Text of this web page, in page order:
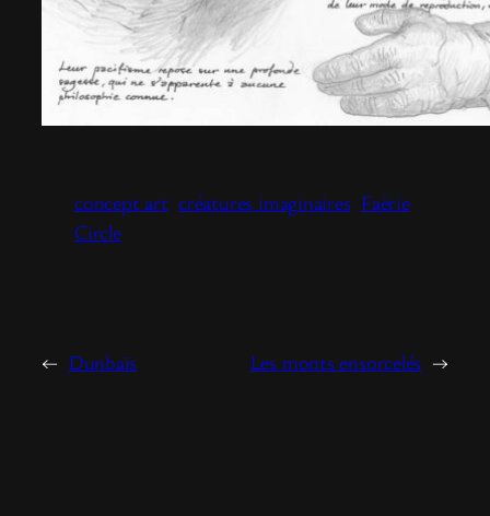
concept art créatures imaginaires Faërie
Circle
← Dunbaïs Les monts ensorcelés →